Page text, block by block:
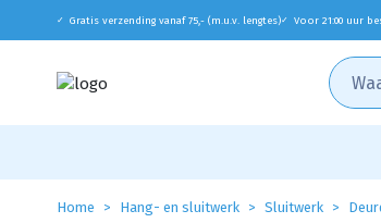
✓ Gratis verzending vanaf 75,- (m.u.v. lengtes)✓ Voor 21:00 uur
Home Hang- en sluitwerk Sluitwerk